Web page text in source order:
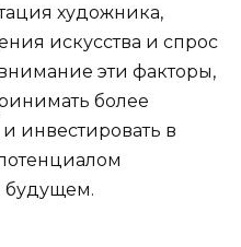
художника,
искусства и спрос
эти факторы,
более
инвестировать в
будущем.